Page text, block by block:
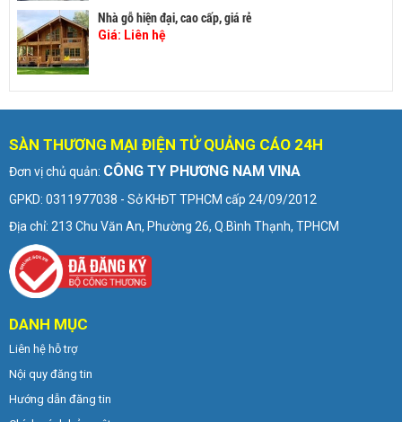
Nhà gỗ hiện đại, cao cấp, giá rẻ
Giá: Liên hệ
SÀN THƯƠNG MẠI ĐIỆN TỬ QUẢNG CÁO 24H
Đơn vị chủ quản: CÔNG TY PHƯƠNG NAM VINA
GPKD: 0311977038 - Sở KHĐT TPHCM cấp 24/09/2012
Địa chỉ: 213 Chu Văn An, Phường 26, Q.Bình Thạnh, TPHCM
DANH MỤC
Liên hệ hỗ trợ
Nội quy đăng tin
Hướng dẫn đăng tin